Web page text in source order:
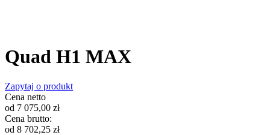
Quad H1 MAX
Zapytaj o produkt
Cena netto
od 7 075,00 zł
Cena brutto:
od 8 702,25 zł